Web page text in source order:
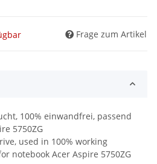
Frage zum Artikel
100% einwandfrei, passend
5750ZG
used in 100% working
notebook Acer Aspire 5750ZG